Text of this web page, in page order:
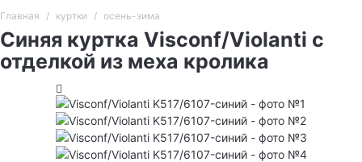
Главная куртки осень-зима
Синяя куртка Visconf/Violanti с
отделкой из меха кролика